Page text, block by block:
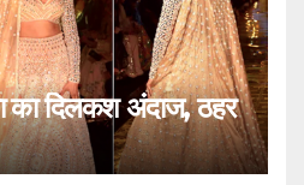
का दिलकश अंदाज, ठहर